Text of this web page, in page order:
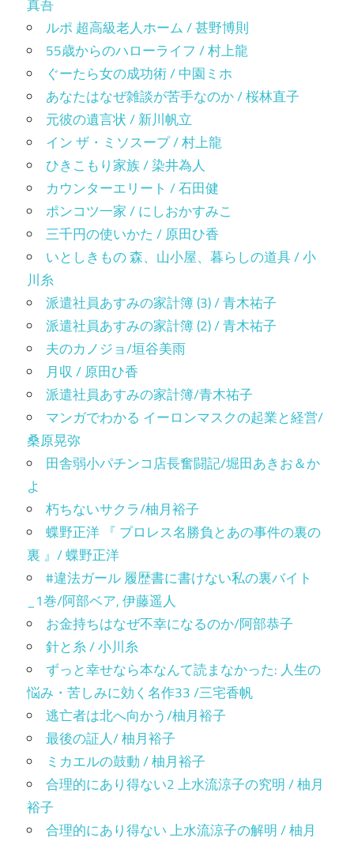
真吾
ルポ 超高級老人ホーム / 甚野博則
55歳からのハローライフ / 村上龍
ぐーたら女の成功術 / 中園ミホ
あなたはなぜ雑談が苦手なのか / 桜林直子
元彼の遺言状 / 新川帆立
イン ザ・ミソスープ / 村上龍
ひきこもり家族 / 染井為人
カウンターエリート / 石田健
ポンコツ一家 / にしおかすみこ
三千円の使いかた / 原田ひ香
いとしきもの 森、山小屋、暮らしの道具 / 小
川糸
派遣社員あすみの家計簿 (3) / 青木祐子
派遣社員あすみの家計簿 (2) / 青木祐子
夫のカノジョ/垣谷美雨
月収 / 原田ひ香
派遣社員あすみの家計簿/青木祐子
マンガでわかる イーロンマスクの起業と経営/
桑原晃弥
田舎弱小パチンコ店長奮闘記/堀田あきお＆か
よ
朽ちないサクラ/柚月裕子
蝶野正洋 『 プロレス名勝負とあの事件の裏の
裏 』/ 蝶野正洋
#違法ガール 履歴書に書けない私の裏バイト
_1巻/阿部ベア, 伊藤遥人
お金持ちはなぜ不幸になるのか/阿部恭子
針と糸 / 小川糸
ずっと幸せなら本なんて読まなかった: 人生の
悩み・苦しみに効く名作33 /三宅香帆
逃亡者は北へ向かう/柚月裕子
最後の証人/ 柚月裕子
ミカエルの鼓動 / 柚月裕子
合理的にあり得ない2 上水流涼子の究明 / 柚月
裕子
合理的にあり得ない 上水流涼子の解明 / 柚月